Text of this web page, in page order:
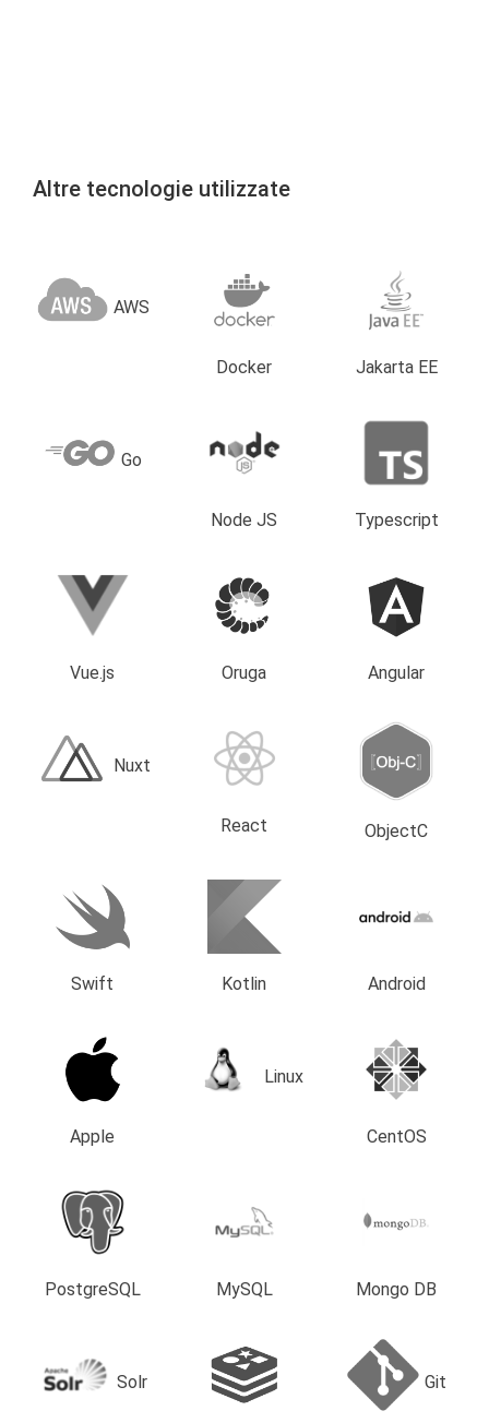
Altre tecnologie utilizzate
AWS
Docker Jakarta EE
Go
Node JS Typescript
Vue.js Oruga Angular
Nuxt
React ObjectC
Swift Kotlin Android
Apple
Linux
CentOS
PostgreSQL MySQL Mongo DB
Solr Git